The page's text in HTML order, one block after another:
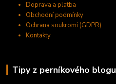
Doprava a platba
Obchodní podmínky
Ochrana soukromí (GDPR)
Kontakty
Tipy z perníkového blogu